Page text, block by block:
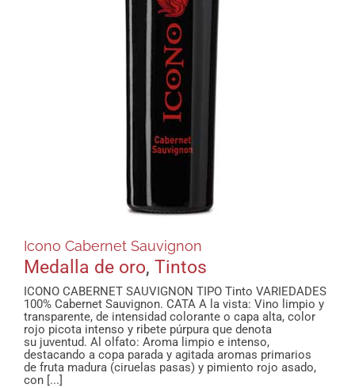
Icono Cabernet Sauvignon
Medalla de oro, Tintos
ICONO CABERNET SAUVIGNON TIPO Tinto VARIEDADES
100% Cabernet Sauvignon. CATA A la vista: Vino limpio y
transparente, de intensidad colorante o capa alta, color
rojo picota intenso y ribete púrpura que denota
su juventud. Al olfato: Aroma limpio e intenso,
destacando a copa parada y agitada aromas primarios
de fruta madura (ciruelas pasas) y pimiento rojo asado,
con [...]